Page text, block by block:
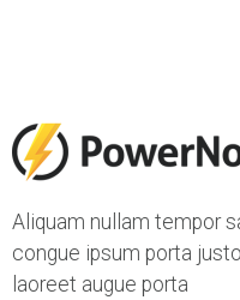
Aliquam nullam tempor
congue ipsum porta
laoreet augue porta